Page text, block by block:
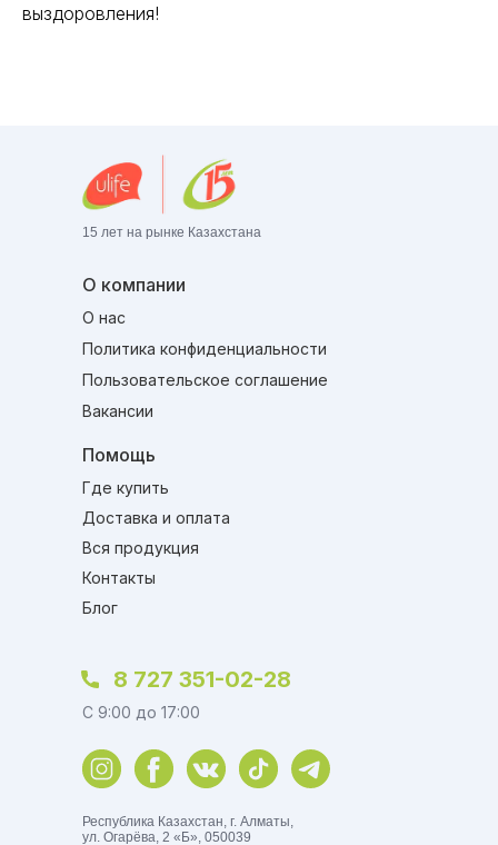
выздоровления!
15 лет на рынке Казахстана
О компании
Помощь
Республика Казахстан, г. Алматы,
ул. Огарёва, 2 «Б», 050039
О нас
Политика конфиденциальности
Пользовательское соглашение
Вакансии
Где купить
Доставка и оплата
Вся продукция
Контакты
C 9:00 до 17:00
Блог
8 727 351-02-28